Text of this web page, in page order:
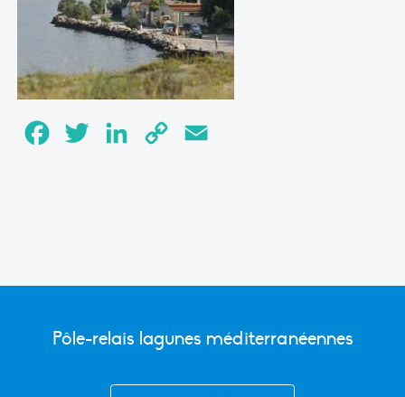
FacebookTwitter LinkedInCopy
Pôle-relais lagunes méditerranéennes